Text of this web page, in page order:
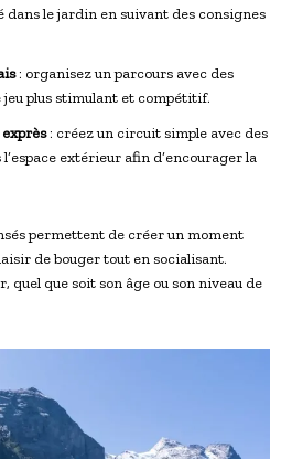
dans le jardin en suivant des consignes
: organisez un parcours avec des
jeu plus stimulant et compétitif.
: créez un circuit simple avec des
extérieur afin d’encourager la
permettent de créer un moment
de bouger tout en socialisant.
quel que soit son âge ou son niveau de